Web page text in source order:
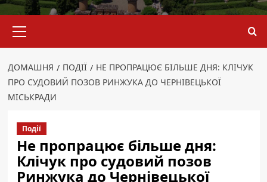
меню
ДОМАШНЯ ПОДІЇ
НЕ ПРОПРАЦЮЄ БІЛЬШЕ ДНЯ: КЛІЧУК
ПРО СУДОВИЙ ПОЗОВ РИНЖУКА ДО ЧЕРНІВЕЦЬКОЇ
МІСЬКРАДИ
Події
Не пропрацює більше дня:
Клічук про судовий позов
Ринжука до Чернівецької